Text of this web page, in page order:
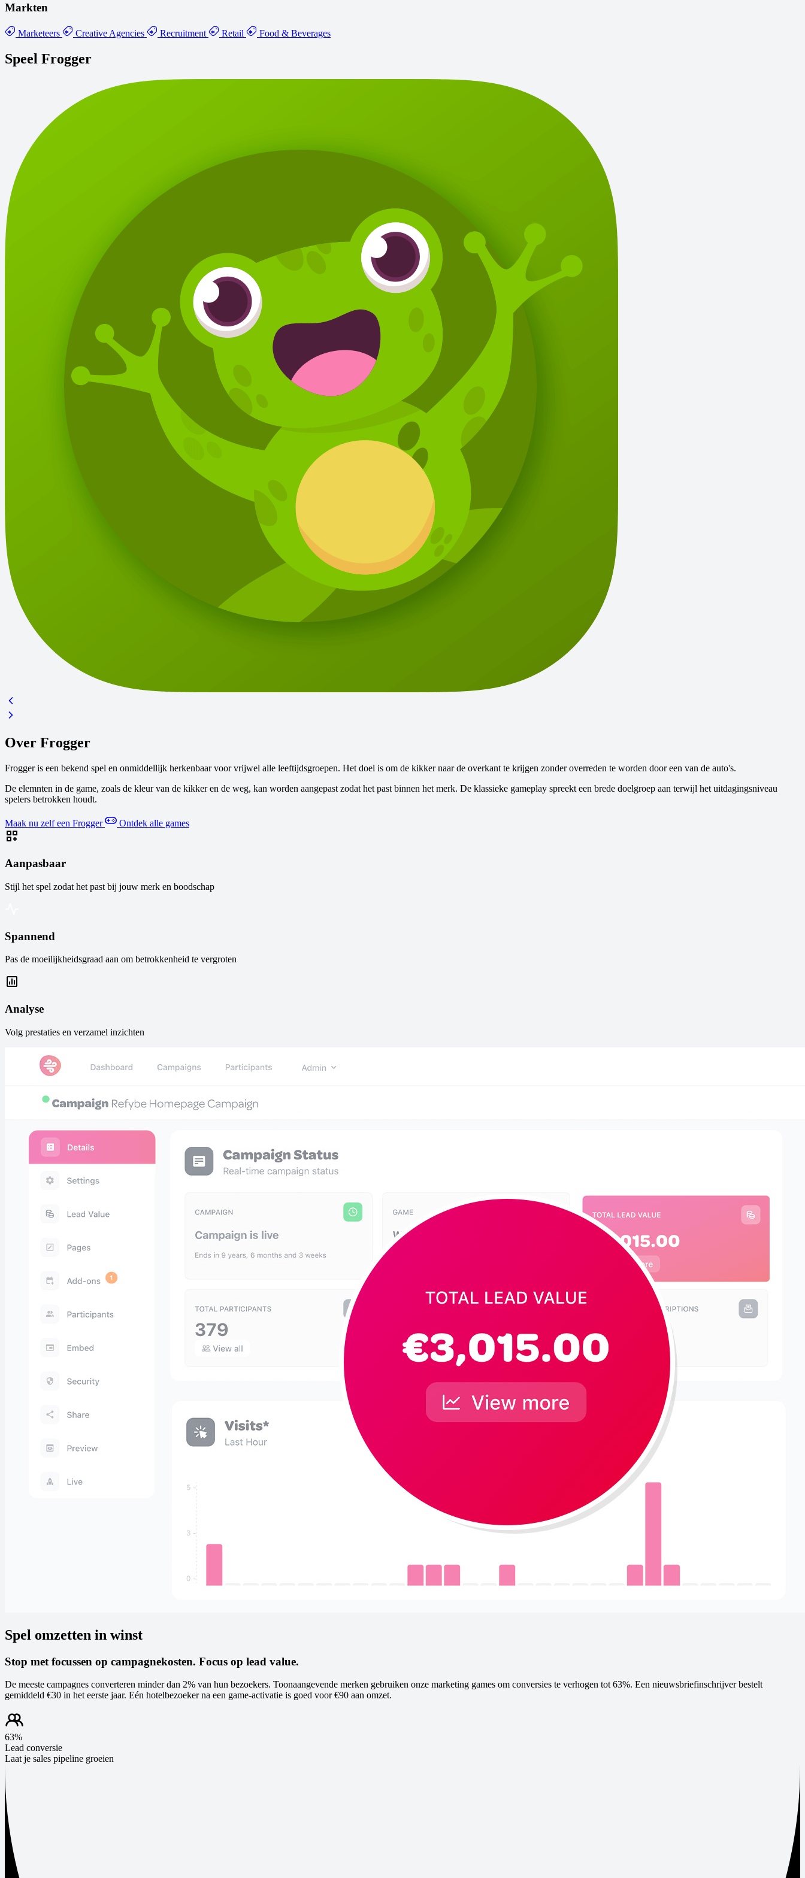
Markten
Marketeers Creative Agencies Recruitment Retail Food & Beverages
Speel Frogger
Over Frogger
Frogger is een bekend spel en onmiddellijk herkenbaar voor vrijwel alle leeftijdsgroepen. Het doel is om de kikker naar de overkant te krijgen zonder overreden te worden door een van de auto's.
De elemnten in de game, zoals de kleur van de kikker en de weg, kan worden aangepast zodat het past binnen het merk. De klassieke gameplay spreekt een brede doelgroep aan terwijl het uitdagingsniveau
spelers betrokken houdt.
Maak nu zelf een Frogger Ontdek alle games
Aanpasbaar
Stijl het spel zodat het past bij jouw merk en boodschap
Spannend
Pas de moeilijkheidsgraad aan om betrokkenheid te vergroten
Analyse
Volg prestaties en verzamel inzichten
Spel omzetten in winst
Stop met focussen op campagnekosten. Focus op lead value.
De meeste campagnes converteren minder dan 2% van hun bezoekers. Toonaangevende merken gebruiken onze marketing games om conversies te verhogen tot 63%. Een nieuwsbriefinschrijver bestelt
gemiddeld €30 in het eerste jaar. Eén hotelbezoeker na een game-activatie is goed voor €90 aan omzet.
63%
Lead conversie
Laat je sales pipeline groeien